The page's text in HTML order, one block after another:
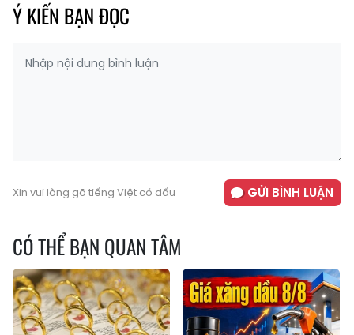
Ý KIẾN BẠN ĐỌC
Xin vui lòng gõ tiếng Việt có dấu GỬI BÌNH LUẬN
CÓ THỂ BẠN QUAN TÂM